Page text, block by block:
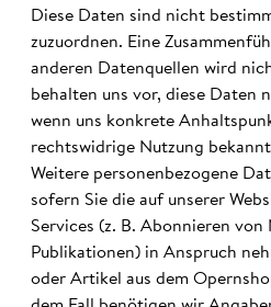
Diese Daten sind nicht
zuzuordnen. Eine
anderen Datenquellen wird
behalten uns vor, diese Daten
wenn uns konkrete
rechtswidrige Nutzung
Weitere personenbezogene
sofern Sie die auf unserer
Services (z. B. Abonnieren
Publikationen) in Anspruch
oder Artikel aus dem